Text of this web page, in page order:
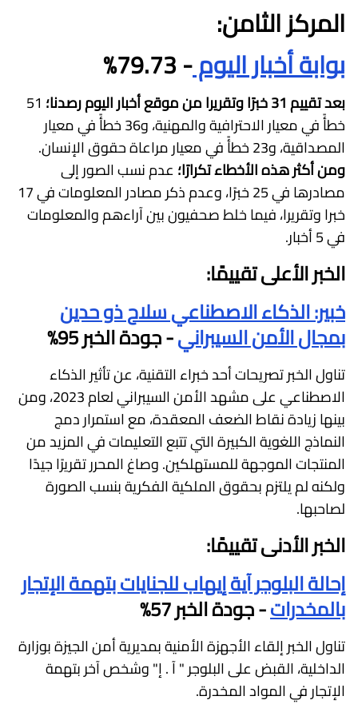
المركز الثامن:
بوابة أخبار اليوم- 79.73%
بعد تقييم 31 خبرًا وتقريرا من موقع أخبار اليوم رصدنا؛
51
خطأً في معيار الاحترافية والمهنية، و36 خطأً في معيار
المصداقية، و23 خطأً في معيار مراعاة حقوق الإنسان.
ومن أكثر هذه الأخطاء تكرارًا؛عدم نسب الصور إلى
مصادرها في 25 خبرًا، وعدم ذكر مصادر المعلومات في 17
خبرا وتقريرا، فيما خلط صحفيون بين آراءهم والمعلومات
في 5 أخبار.
الخبر الأعلى تقييمًا:
خبير: الذكاء الاصطناعي سلاح ذو حدين
بمجال الأمن السيبراني- جودة الخبر 95%
تناول الخبر تصريحات أحد خبراء التقنية، عن تأثير الذكاء
الاصطناعي على مشهد الأمن السيبراني لعام 2023، ومن
بينها زيادة نقاط الضعف المعقدة، مع استمرار دمج
النماذج اللغوية الكبيرة التي تتبع التعليمات في المزيد من
المنتجات الموجهة للمستهلكين. وصاغ المحرر تقريرًا جيدًا
ولكنه لم يلتزم بحقوق الملكية الفكرية بنسب الصورة
لصاحبها.
الخبر الأدنى تقييمًا:
إحالة البلوجر آية إيهاب للجنايات بتهمة الإتجار
بالمخدرات- جودة الخبر 57%
تناول الخبر إلقاء الأجهزة الأمنية بمديرية أمن الجيزة بوزارة
الداخلية، القبض على البلوجر " آ . إ" وشخص آخر بتهمة
الإتجار في المواد المخدرة.